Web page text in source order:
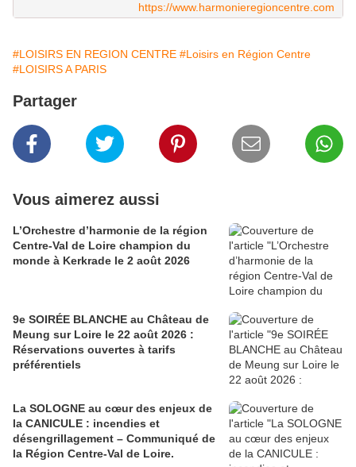
https://www.harmonieregioncentre.com
#LOISIRS EN REGION CENTRE #Loisirs en Région Centre
#LOISIRS A PARIS
Partager
Vous aimerez aussi
L’Orchestre d’harmonie de la région
Centre-Val de Loire champion du
monde à Kerkrade le 2 août 2026
9e SOIRÉE BLANCHE au Château de
Meung sur Loire le 22 août 2026 :
Réservations ouvertes à tarifs
préférentiels
La SOLOGNE au cœur des enjeux de
la CANICULE : incendies et
désengrillagement – Communiqué de
la Région Centre-Val de Loire.